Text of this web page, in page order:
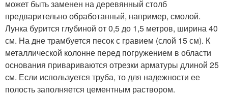
может быть заменен на деревянный столб
предварительно обработанный, например, смолой.
Лунка бурится глубиной от 0,5 до 1,5 метров, ширина 40
см. На дне трамбуется песок с гравием (слой 15 см). К
металлической колонне перед погружением в области
основания привариваются отрезки арматуры длиной 25
см. Если используется труба, то для надежности ее
полость заполняется цементным раствором.